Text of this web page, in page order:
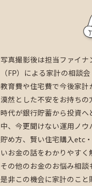
写真撮影後は担当ファイナ
（FP）による家計の相談
教育費や住宅費で今後家計
漠然とした不安をお持ちの
時代が銀行貯蓄から投資へ
中、今更聞けない運用ノ
貯め方、賢い住宅購入etc
いお金の話をわかりやすく
その他のお金のお悩み相談
是非この機会に家計のこ